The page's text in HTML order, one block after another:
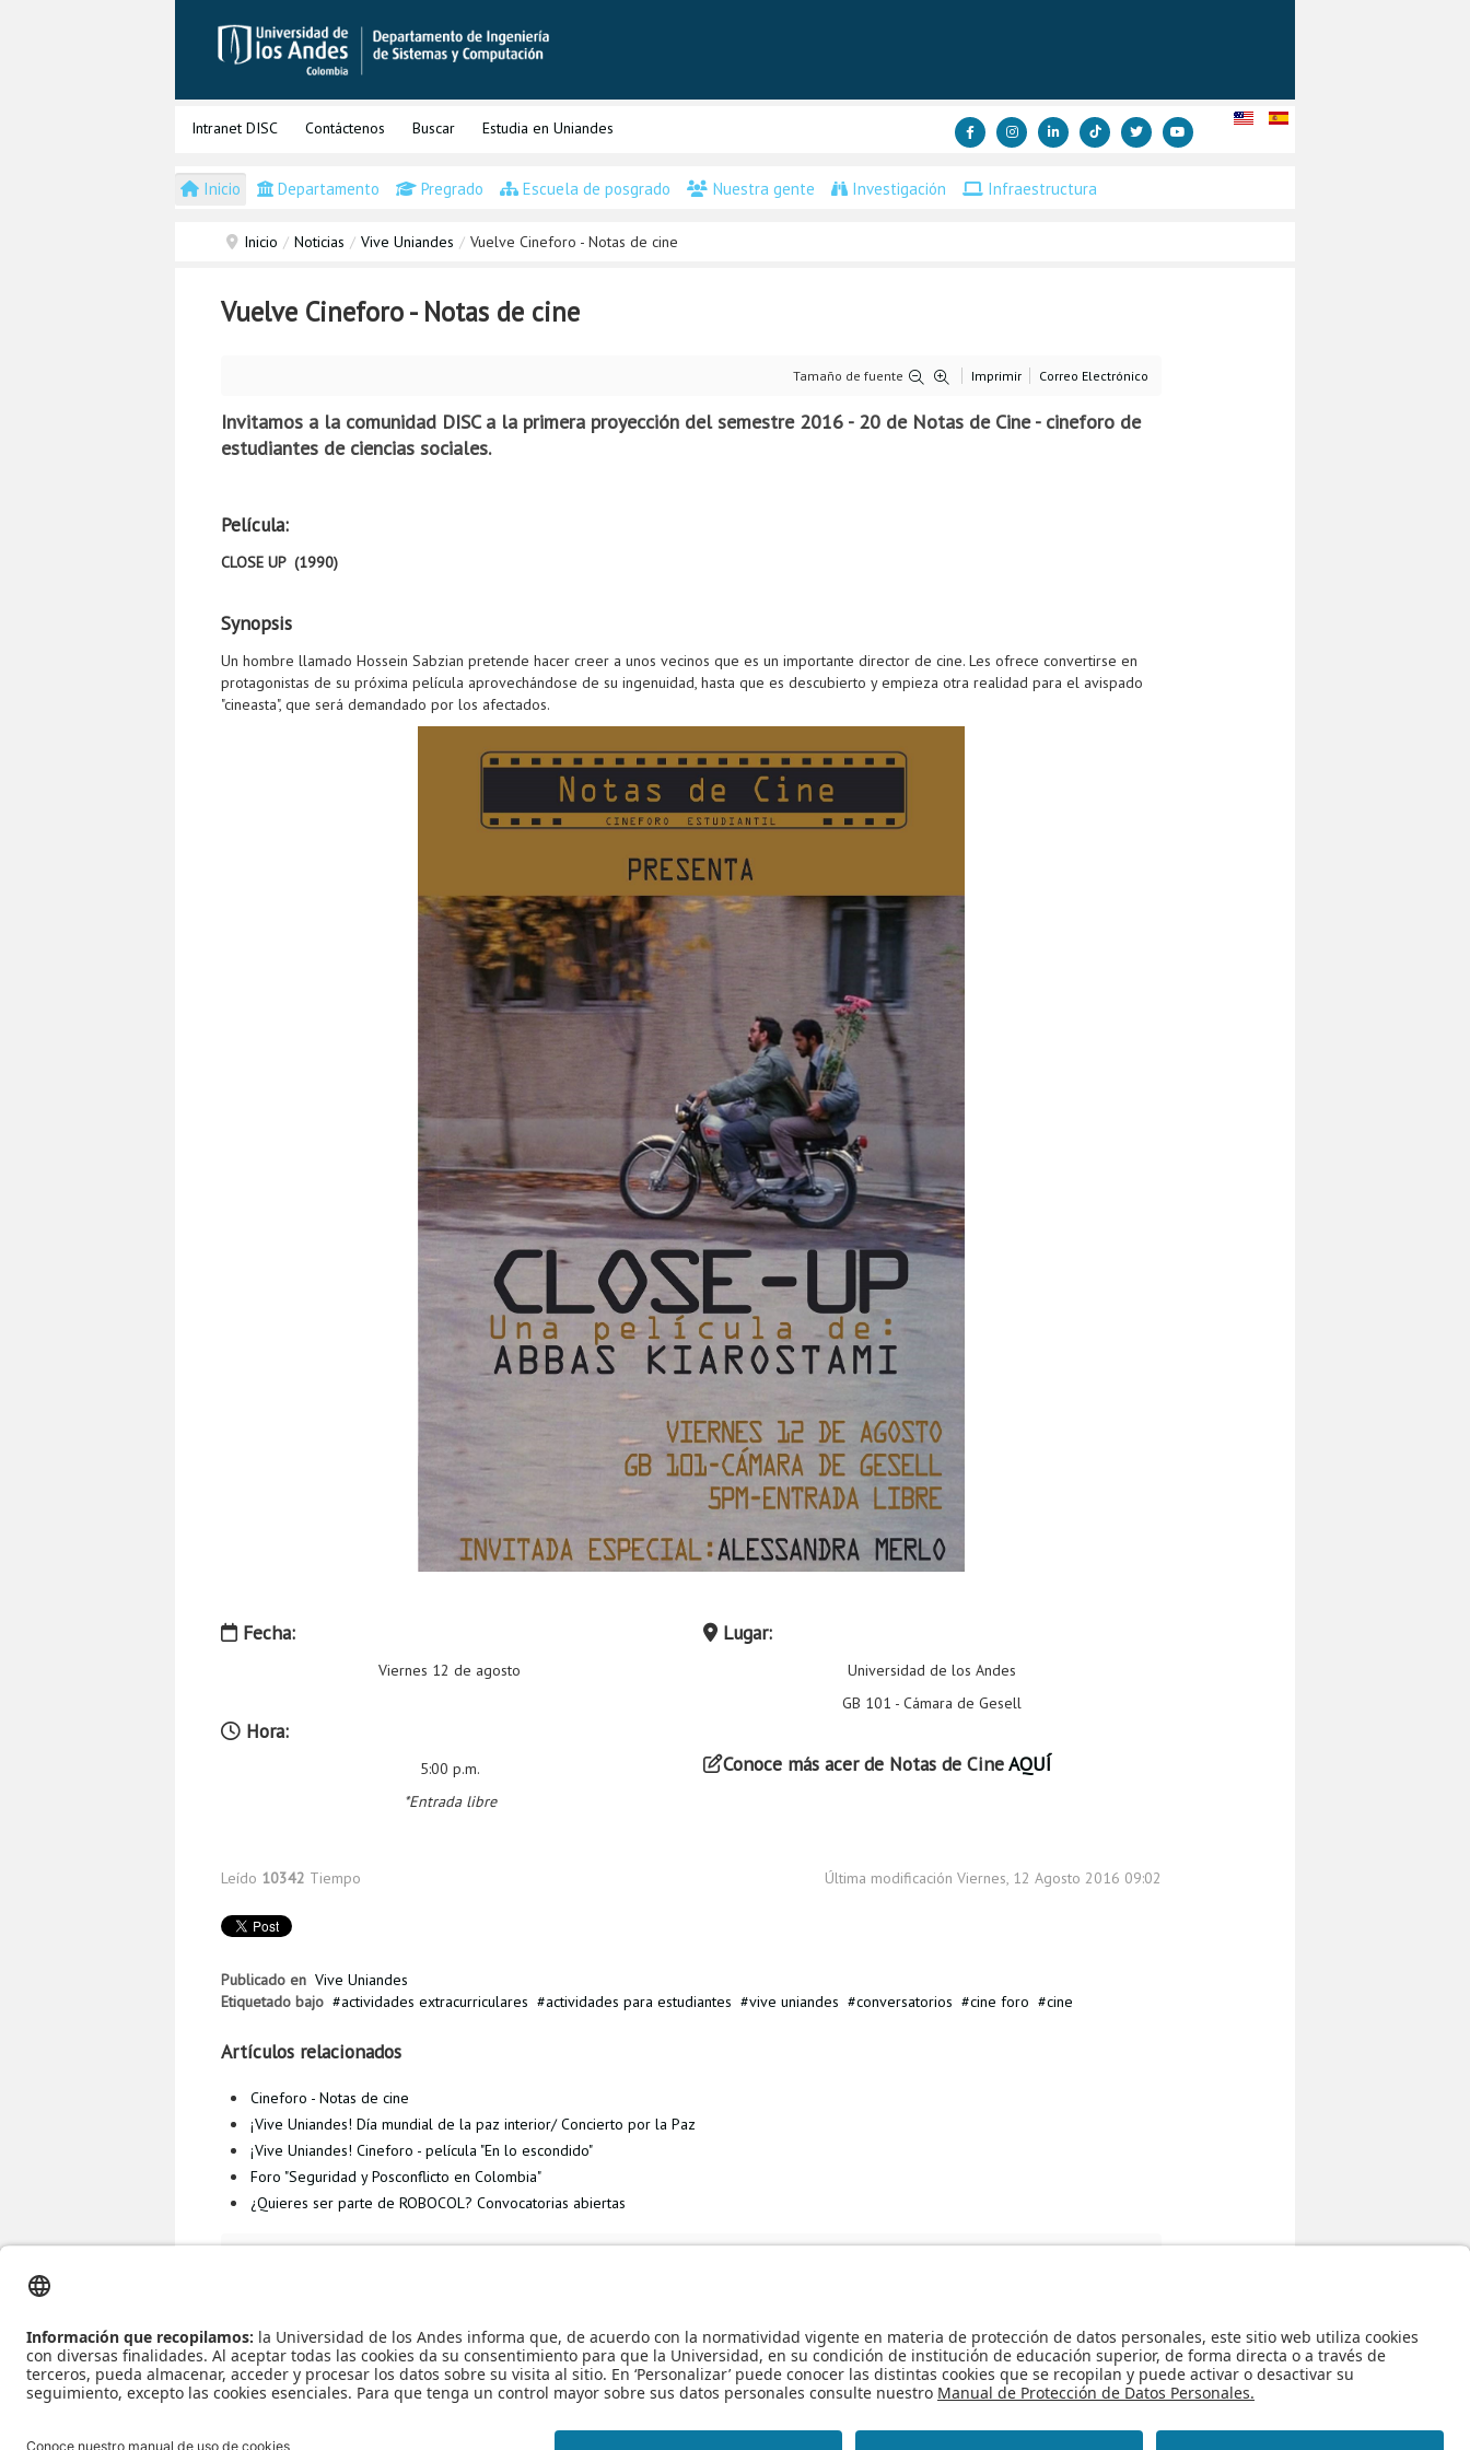
Intranet DISC Contáctenos Buscar Estudia en Uniandes
Inicio Departamento Pregrado Escuela de posgrado Nuestra gente Investigación Infraestructura
Inicio / Noticias / Vive Uniandes / Vuelve Cineforo - Notas de cine
Vuelve Cineforo - Notas de cine
Tamaño de fuente Imprimir Correo Electrónico
Invitamos a la comunidad DISC a la primera proyección del semestre 2016 - 20 de Notas de Cine - cineforo de
estudiantes de ciencias sociales.
Película:
CLOSE UP (1990)
Synopsis
Un hombre llamado Hossein Sabzian pretende hacer creer a unos vecinos que es un importante director de cine. Les ofrece convertirse en
protagonistas de su próxima película aprovechándose de su ingenuidad, hasta que es descubierto y empieza otra realidad para el avispado
"cineasta", que será demandado por los afectados.
Fecha:
Viernes 12 de agosto
Hora:
5:00 p.m.
*Entrada libre
Lugar:
Universidad de los Andes
GB 101 - Cámara de Gesell
Conoce más acer de Notas de CineAQUÍ
Leído 10342 Tiempo Última modificación Viernes, 12 Agosto 2016 09:02
Publicado en Vive Uniandes
Etiquetado bajo
actividades extracurriculares actividades para estudiantes vive uniandes conversatorios cine foro cine
Artículos relacionados
Cineforo - Notas de cine
¡Vive Uniandes! Día mundial de la paz interior/ Concierto por la Paz
¡Vive Uniandes! Cineforo - película "En lo escondido"
Foro "Seguridad y Posconflicto en Colombia"
¿Quieres ser parte de ROBOCOL? Convocatorias abiertas
Regreso al inicio